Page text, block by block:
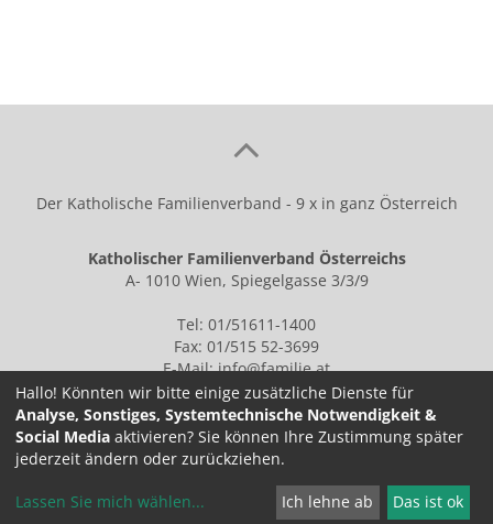
Der Katholische Familienverband - 9 x in ganz Österreich
Katholischer Familienverband Österreichs
A- 1010 Wien, Spiegelgasse 3/3/9
Tel: 01/51611-1400
Fax: 01/515 52-3699
E-Mail:info@familie.at
IMPRESSUM
Hallo! Könnten wir bitte einige zusätzliche Dienste für
Analyse, Sonstiges, Systemtechnische Notwendigkeit &
Social Media aktivieren? Sie können Ihre Zustimmung später
jederzeit ändern oder zurückziehen.
Lassen Sie mich wählen... Ich lehne ab Das ist ok